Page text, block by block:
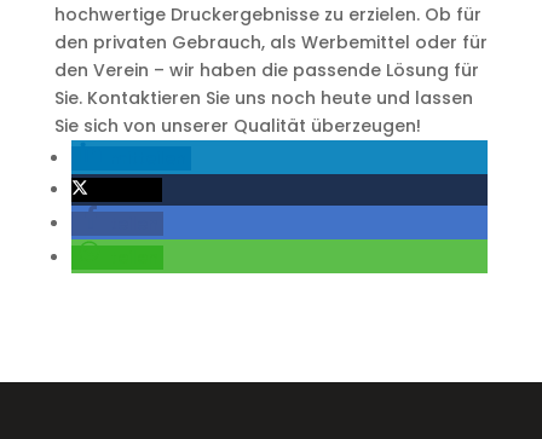
hochwertige Druckergebnisse zu erzielen. Ob für
den privaten Gebrauch, als Werbemittel oder für
den Verein – wir haben die passende Lösung für
Sie. Kontaktieren Sie uns noch heute und lassen
Sie sich von unserer Qualität überzeugen!